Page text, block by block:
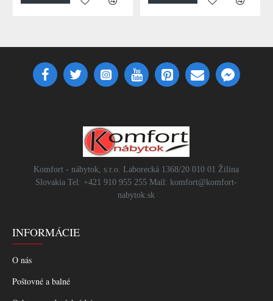
Komfort - nábytok, s.r.o. Laborecká 1368/20 010 01 Žilina
Slovakia Tel: +421 910 955 255 Mail: komfort@komfort-
nabytok.sk
INFORMÁCIE
O nás
Poštovné a balné